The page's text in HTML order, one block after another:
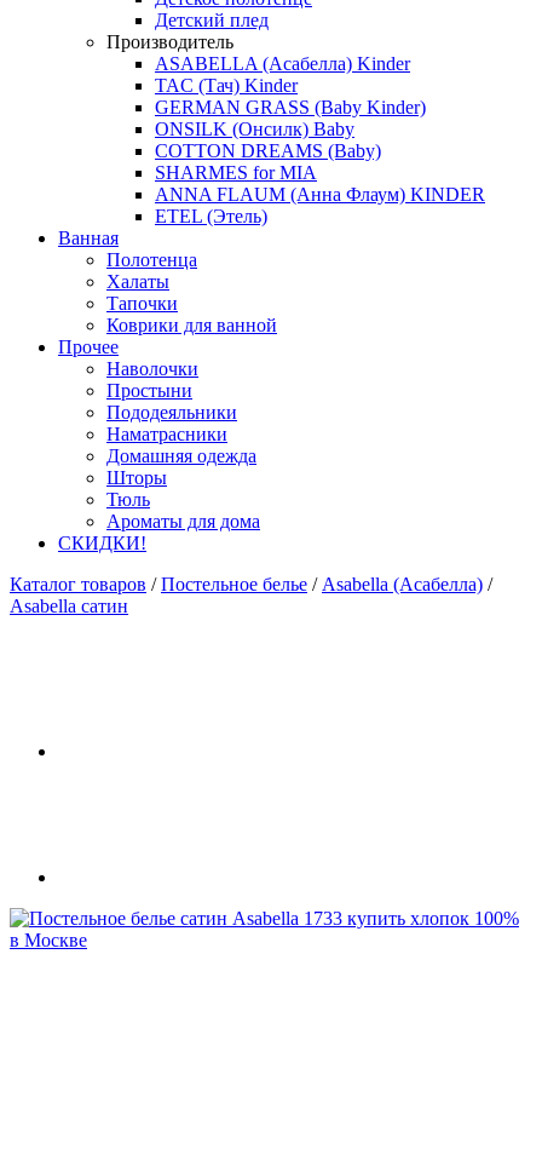
Детский плед
Производитель
ASABELLA (Асабелла) Kinder
TAC (Тач) Kinder
GERMAN GRASS (Baby Kinder)
ONSILK (Онсилк) Baby
COTTON DREAMS (Baby)
SHARMES for MIA
ANNA FLAUM (Анна Флаум) KINDER
ETEL (Этель)
Ванная
Полотенца
Халаты
Тапочки
Коврики для ванной
Прочее
Наволочки
Простыни
Пододеяльники
Наматрасники
Домашняя одежда
Шторы
Тюль
Ароматы для дома
СКИДКИ!
Каталог товаров / Постельное белье / Asabella (Асабелла) /
Asabella сатин